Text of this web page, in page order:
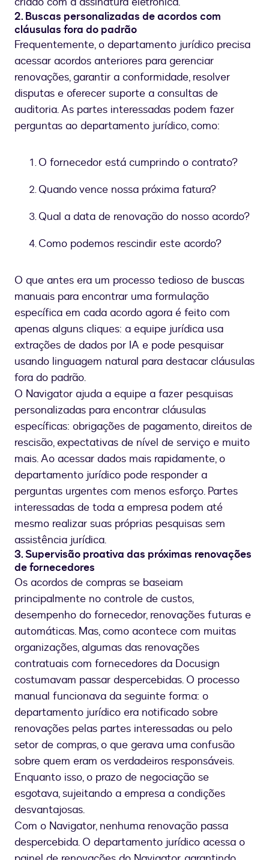
2. Buscas personalizadas de acordos com
cláusulas fora do padrão
Frequentemente, o departamento jurídico precisa
acessar acordos anteriores para gerenciar
renovações, garantir a conformidade, resolver
disputas e oferecer suporte a consultas de
auditoria. As partes interessadas podem fazer
perguntas ao departamento jurídico, como:
O fornecedor está cumprindo o contrato?
Quando vence nossa próxima fatura?
Qual a data de renovação do nosso acordo?
Como podemos rescindir este acordo?
O que antes era um processo tedioso de buscas
manuais para encontrar uma formulação
específica em cada acordo agora é feito com
apenas alguns cliques: a equipe jurídica usa
extrações de dados por IA e pode pesquisar
usando linguagem natural para destacar cláusulas
fora do padrão.
O Navigator ajuda a equipe a fazer pesquisas
personalizadas para encontrar cláusulas
específicas: obrigações de pagamento, direitos de
rescisão, expectativas de nível de serviço e muito
mais. Ao acessar dados mais rapidamente, o
departamento jurídico pode responder a
perguntas urgentes com menos esforço. Partes
interessadas de toda a empresa podem até
mesmo realizar suas próprias pesquisas sem
assistência jurídica.
3. Supervisão proativa das próximas renovações
de fornecedores
Os acordos de compras se baseiam
principalmente no controle de custos,
desempenho do fornecedor, renovações futuras e
automáticas. Mas, como acontece com muitas
organizações, algumas das renovações
contratuais com fornecedores da Docusign
costumavam passar despercebidas. O processo
manual funcionava da seguinte forma: o
departamento jurídico era notificado sobre
renovações pelas partes interessadas ou pelo
setor de compras, o que gerava uma confusão
sobre quem eram os verdadeiros responsáveis.
Enquanto isso, o prazo de negociação se
esgotava, sujeitando a empresa a condições
desvantajosas.
Com o Navigator, nenhuma renovação passa
despercebida. O departamento jurídico acessa o